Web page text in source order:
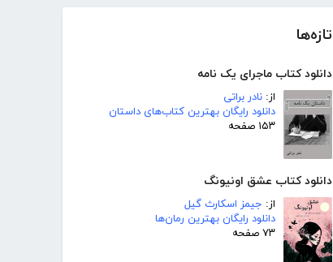
تازه‌ها
دانلود کتاب ماجرای یک نامه
از: نادر براتی
دانلود رایگان بهترین کتاب‌های داستان
۱۵۳ صفحه
دانلود کتاب عشق اونیونگ
از: جیمز اسکارث گیل
دانلود رایگان بهترین رمان‌ها
۷۳ صفحه